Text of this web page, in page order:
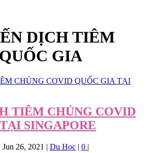
DỊCH TIÊM
GIA
TIÊM CHỦNG COVID
SINGAPORE
Jun 26, 2021 | Du Học | 0 |